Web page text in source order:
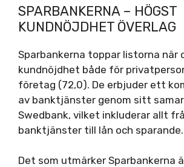
SPARBANKERNA – HÖGST
KUNDNÖJDHET ÖVERLAG
Sparbankerna toppar listorna när
kundnöjdhet både för
företag (72,0). De erbjuder ett
av banktjänster genom sitt
Swedbank, vilket inkluderar allt
banktjänster till lån och sparande.
Det som utmärker Sparbankerna